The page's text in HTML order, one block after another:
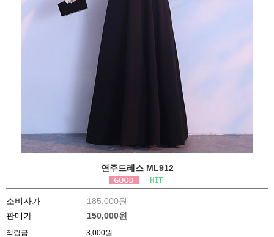
연주드레스 ML912
소비자가
185,000원
판매가
150,000원
적립금 3,000원